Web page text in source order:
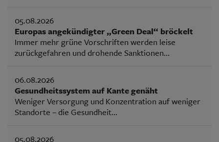
05.08.2026
Europas angekündigter „Green Deal“ bröckelt
Immer mehr grüne Vorschriften werden leise
zurückgefahren und drohende Sanktionen...
06.08.2026
Gesundheitssystem auf Kante genäht
Weniger Versorgung und Konzentration auf weniger
Standorte – die Gesundheit...
05.08.2026